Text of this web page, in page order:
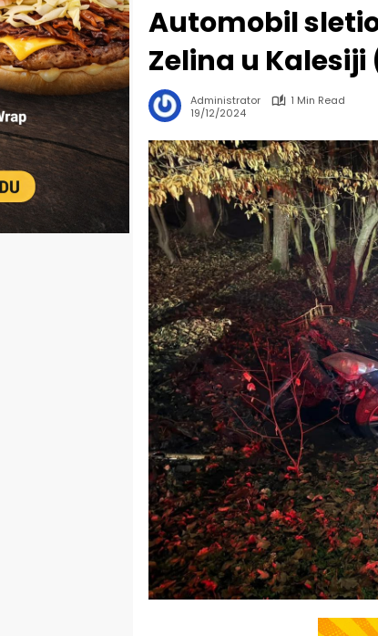
Automobil
Zelina u Kalesiji
Administrator
1 Min Read
19/12/2024